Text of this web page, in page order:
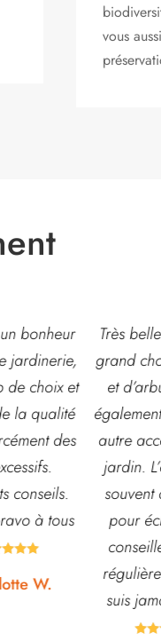
vous
jardinerie,
de fleurs
mais
de pots ou
de
est
disponible
et
J’y vais
et ne
Hyper
chaque
rapport
Les
justes
